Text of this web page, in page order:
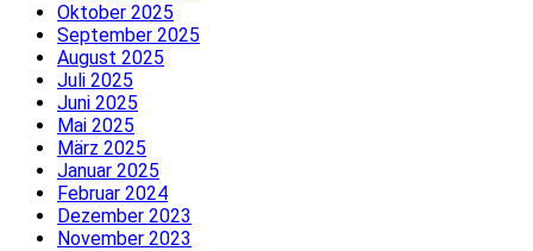
Oktober 2025
September 2025
August 2025
Juli 2025
Juni 2025
Mai 2025
März 2025
Januar 2025
Februar 2024
Dezember 2023
November 2023